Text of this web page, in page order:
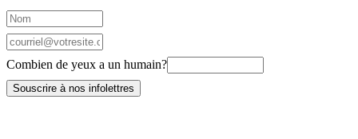
Combien de yeux a un humain?